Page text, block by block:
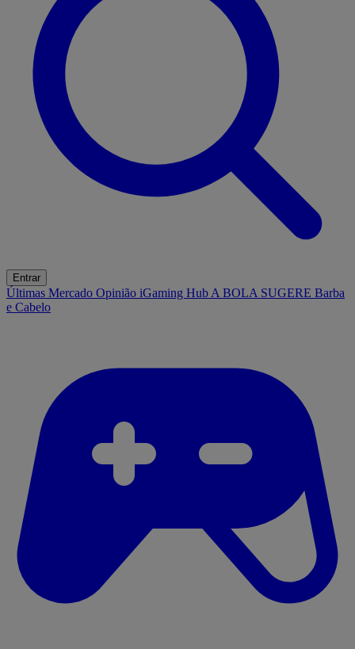
Entrar
Últimas Mercado Opinião iGaming Hub A BOLA SUGERE Barba
e Cabelo